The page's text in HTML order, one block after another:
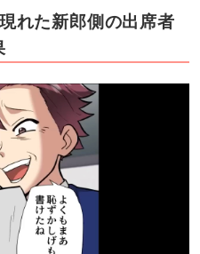
れた新郎側の出席者